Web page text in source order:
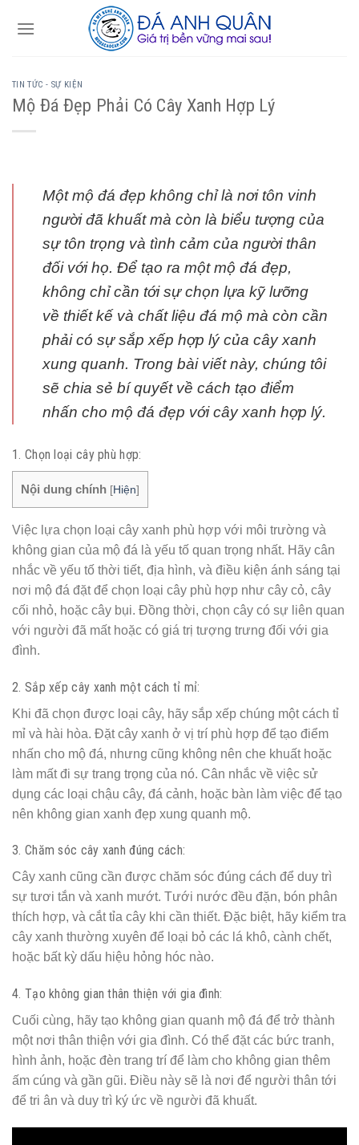
TIN TỨC - SỰ KIỆN
Mộ Đá Đẹp Phải Có Cây Xanh Hợp Lý
Một mộ đá đẹp không chỉ là nơi tôn vinh
người đã khuất mà còn là biểu tượng của
sự tôn trọng và tình cảm của người thân
đối với họ. Để tạo ra một mộ đá đẹp,
không chỉ cần tới sự chọn lựa kỹ lưỡng
về thiết kế và chất liệu đá mộ mà còn cần
phải có sự sắp xếp hợp lý của cây xanh
xung quanh. Trong bài viết này, chúng tôi
sẽ chia sẻ bí quyết về cách tạo điểm
nhấn cho mộ đá đẹp với cây xanh hợp lý.
1. Chọn loại cây phù hợp:
Nội dung chính [Hiện]
Việc lựa chọn loại cây xanh phù hợp với môi trường và
không gian của mộ đá là yếu tố quan trọng nhất. Hãy cân
nhắc về yếu tố thời tiết, địa hình, và điều kiện ánh sáng tại
nơi mộ đá đặt để chọn loại cây phù hợp như cây cỏ, cây
cối nhỏ, hoặc cây bụi. Đồng thời, chọn cây có sự liên quan
với người đã mất hoặc có giá trị tượng trưng đối với gia
đình.
2. Sắp xếp cây xanh một cách tỉ mỉ:
Khi đã chọn được loại cây, hãy sắp xếp chúng một cách tỉ
mỉ và hài hòa. Đặt cây xanh ở vị trí phù hợp để tạo điểm
nhấn cho mộ đá, nhưng cũng không nên che khuất hoặc
làm mất đi sự trang trọng của nó. Cân nhắc về việc sử
dụng các loại chậu cây, đá cảnh, hoặc bàn làm việc để tạo
nên không gian xanh đẹp xung quanh mộ.
3. Chăm sóc cây xanh đúng cách:
Cây xanh cũng cần được chăm sóc đúng cách để duy trì
sự tươi tắn và xanh mướt. Tưới nước đều đặn, bón phân
thích hợp, và cắt tỉa cây khi cần thiết. Đặc biệt, hãy kiểm tra
cây xanh thường xuyên để loại bỏ các lá khô, cành chết,
hoặc bất kỳ dấu hiệu hỏng hóc nào.
4. Tạo không gian thân thiện với gia đình:
Cuối cùng, hãy tạo không gian quanh mộ đá để trở thành
một nơi thân thiện với gia đình. Có thể đặt các bức tranh,
hình ảnh, hoặc đèn trang trí để làm cho không gian thêm
ấm cúng và gần gũi. Điều này sẽ là nơi để người thân tới
để tri ân và duy trì ký ức về người đã khuất.